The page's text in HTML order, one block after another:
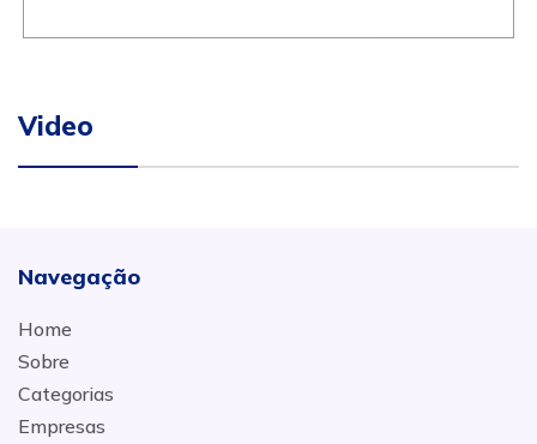
Video
Navegação
Home
Sobre
Categorias
Empresas